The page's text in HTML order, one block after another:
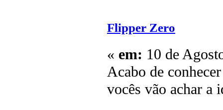
Flipper Zero
« em: 10 de
Acabo de
vocês vão achar a